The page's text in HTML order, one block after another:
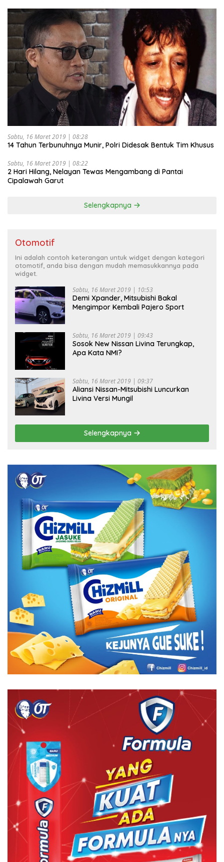
Sabtu, 16 Maret 2019 | 08:28
14 Tahun Terbunuhnya Munir, Polri Didesak Bentuk Tim Khusus
Sabtu, 16 Maret 2019 | 08:22
2 Hari Hilang, Nelayan Tewas Mengambang di Pantai
Cipalawah Garut
Selengkapnya
Otomotif
Ini adalah contoh keterangan untuk widget dengan kategori
otomotif, anda bisa dengan mudah memasukkannya pada
widget.
Sabtu, 16 Maret 2019 | 10:53
Demi Xpander, Mitsubishi Bakal
Mengimpor Kembali Pajero Sport
Sabtu, 16 Maret 2019 | 09:43
Sosok New Nissan Livina Terungkap,
Apa Kata NMI?
Sabtu, 16 Maret 2019 | 09:37
Aliansi Nissan-Mitsubishi Luncurkan
Livina Versi Mungil
Selengkapnya